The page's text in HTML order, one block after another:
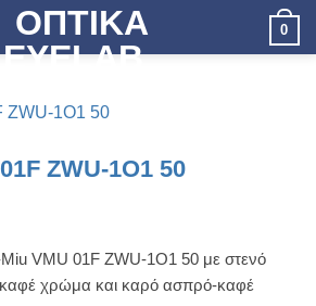
0
ZWU-1O1 50
VMU 01F ZWU-1O1 50 με στενό
καφέ χρώμα και καρό ασπρό-καφέ